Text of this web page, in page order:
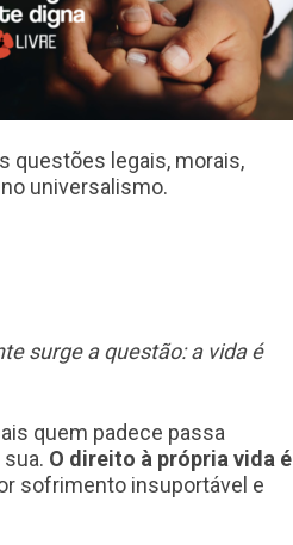
questões legais, morais,
universalismo.
surge a questão: a vida é
quem padece passa
O direito à própria vida é
sofrimento insuportável e